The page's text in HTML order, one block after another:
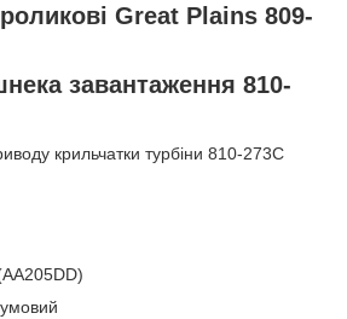
Great Plains 809-
завантаження 810-
крильчатки турбіни 810-273C